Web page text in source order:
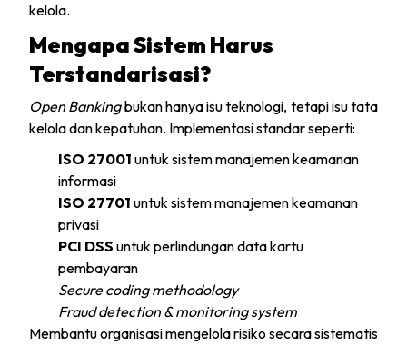
kelola.
Mengapa Sistem Harus
Terstandarisasi?
Open Bankingbukan hanya isu teknologi, tetapi isu tata
kelola dan kepatuhan. Implementasi standar seperti:
ISO 27001 untuk sistem manajemen keamanan
informasi
ISO 27701 untuk sistem manajemen keamanan
privasi
PCI DSS untuk perlindungan data kartu
pembayaran
Secure coding methodology
Fraud detection & monitoring system
Membantu organisasi mengelola risiko secara sistematis